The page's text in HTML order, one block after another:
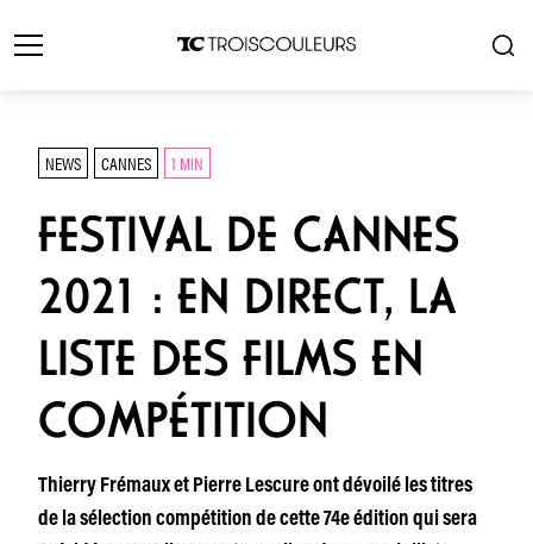
NEWS CANNES 1 MIN
FESTIVAL DE CANNES
2021 : EN DIRECT, LA
LISTE DES FILMS EN
COMPÉTITION
Thierry Frémaux et Pierre Lescure ont dévoilé les titres
de la sélection compétition de cette 74e édition qui sera